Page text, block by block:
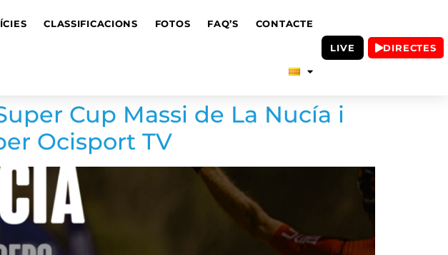
CLASSIFICACIONS FOTOS FAQ’S CONTACTE
LIVE DIRECTES
Cup Massi de La Nucía i
Ocisport TV